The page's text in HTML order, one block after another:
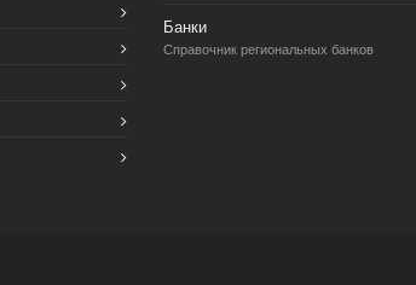
Банки
Справочник региональных банков